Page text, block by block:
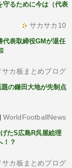
るために今は（代表
サカサカ10
代表取締役GMが退任
カ板まとめブログ
の鎌田大地が先制点
WorldFootballNews
たS広島R呉屋絵理
？
カ板まとめブログ